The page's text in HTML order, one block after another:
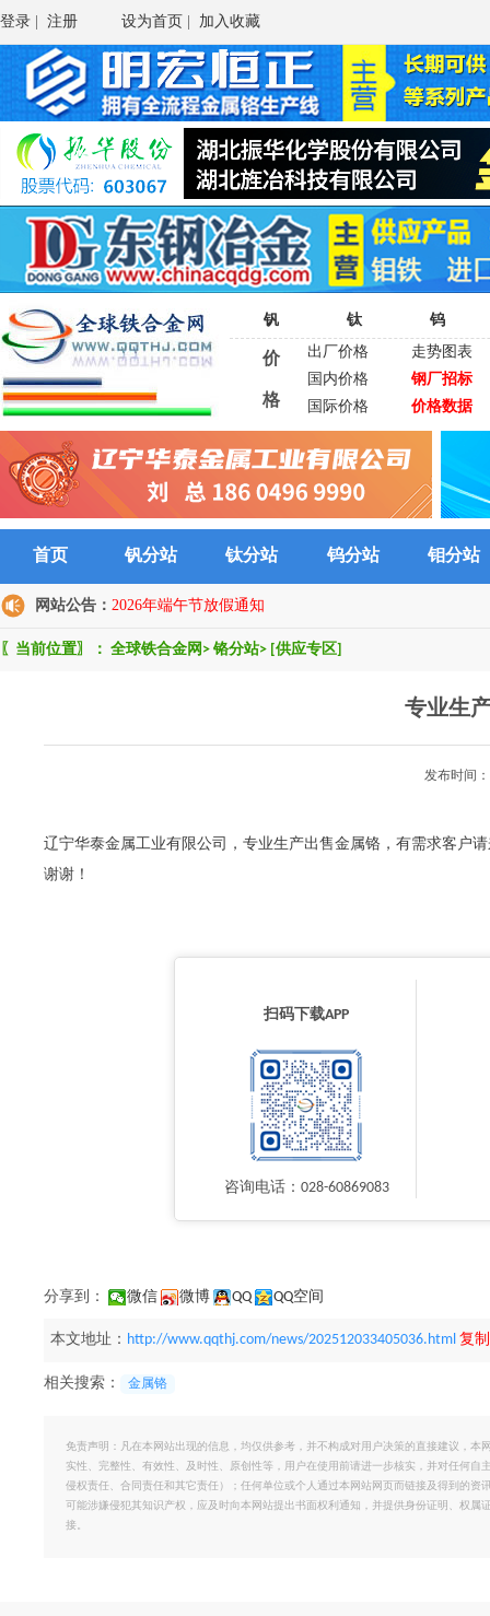
登录 注册 设为首页 加入收藏
钒 钛 钨
价
格
出厂价格
走势图表
国内价格
钢厂招标
国际价格
价格数据
首页 钒分站 钛分站 钨分站 钼分站
网站公告： 2026年端午节放假通知
〖当前位置〗： 全球铁合金网 > 铬分站> [供应专区]
专业生
发布时间
辽宁华泰金属工业有限公司，专业生产出售金属铬，有需求客户
谢谢！
扫码下载APP
咨询电话：028-60869083
分享到： 微信 微博 QQ QQ空间
本文地址： http://www.qqthj.com/news/202512033405036.html 复
相关搜索： 金属铬
免责声明：凡在本网站出现的信息，均仅供参考，并不构成对用户决策的直接建议，
实性、完整性、有效性、及时性、原创性等，用户在使用前请进一步核实，并对任何
侵权责任、合同责任和其它责任）；任何单位或个人通过本网站网页而链接及得到的
可能涉嫌侵犯其知识产权，应及时向本网站提出书面权利通知，并提供身份证明、权
接。